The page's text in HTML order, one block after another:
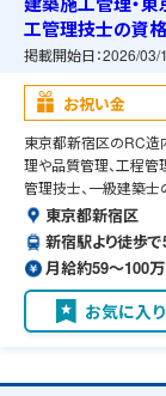
工管理技士の資
能
掲載開始日：2026/03/
お祝い金
東京都新宿区のRC造
理や品質管理、工程管
管理技士、一級建築士
東京都新宿区
新宿駅より徒歩
月給約59〜100万
お気に入り